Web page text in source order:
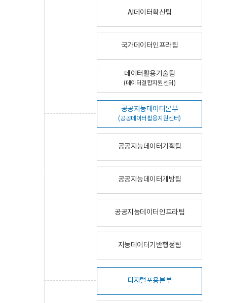
AI데이터확산팀
국가데이터인프라팀
데이터활용기술팀
(데이터결합지원센터)
공공지능데이터본부
(공공데이터활용지원센터)
공공지능데이터기획팀
공공지능데이터개방팀
공공지능데이터인프라팀
지능데이터기반행정팀
디지털포용본부